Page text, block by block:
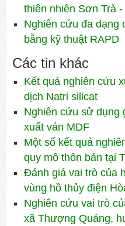
thiên nhiên Sơn Trà
Nghiên cứu đa dạng
bằng kỹ thuật RAPD
Các tin khác
Kết quả nghiên cứu
dịch Natri silicat
Nghiên cứu sử dụng
xuất ván MDF
Một số kết quả
quy mô thôn bản tại
Đánh giá vai trò của
vùng hồ thủy điện
Nghiên cứu vai trò
xã Thượng Quảng,